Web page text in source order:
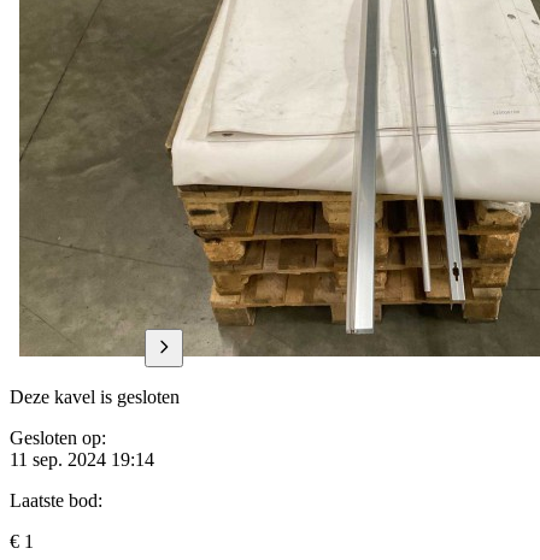
Deze kavel is gesloten
Gesloten op:
11 sep. 2024 19:14
Laatste bod:
€ 1